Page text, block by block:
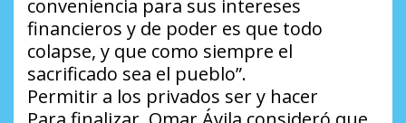
conveniencia para sus intereses
financieros y de poder es que todo
colapse, y que como siempre el
sacrificado sea el pueblo”.
Permitir a los privados ser y hacer